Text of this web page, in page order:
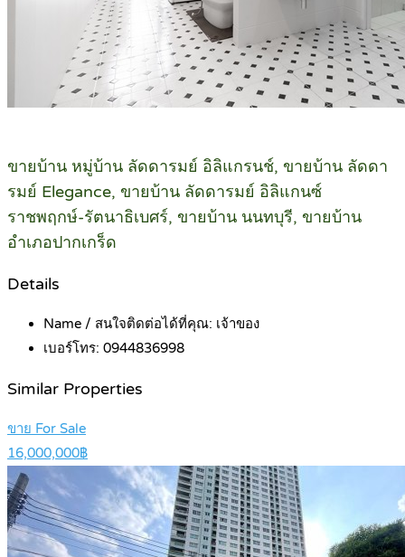
ขายบ้าน หมู่บ้าน ลัดดารมย์ อิลิแกรนช์, ขายบ้าน ลัดดา
รมย์ Elegance, ขายบ้าน ลัดดารมย์ อิลิแกนซ์
ราชพฤกษ์-รัตนาธิเบศร์, ขายบ้าน นนทบุรี, ขายบ้าน
อำเภอปากเกร็ด
Details
Name / สนใจติดต่อได้ที่คุณ: เจ้าของ
เบอร์โทร: 0944836998
Similar Properties
ขาย For Sale
16,000,000฿